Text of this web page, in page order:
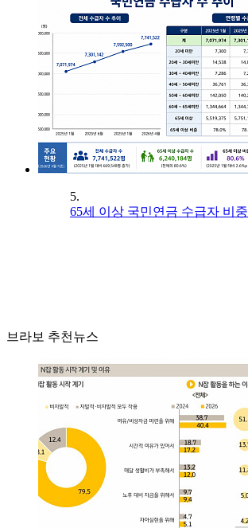
5.
65세 이상 국민연금 수급자 비중
브라보 추천뉴스